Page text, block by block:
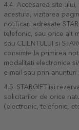
4.4. Accesarea site-
acestuia, vizitarea
notificari adresate
telefonic, sau orice alt
sau CLIENTULUI si
consimte la primirea
modalitati electronice
e-mail sau prin anunturi
4.5. STARGIFT isi
solicitarilor de orice
(electronic, telefonic,